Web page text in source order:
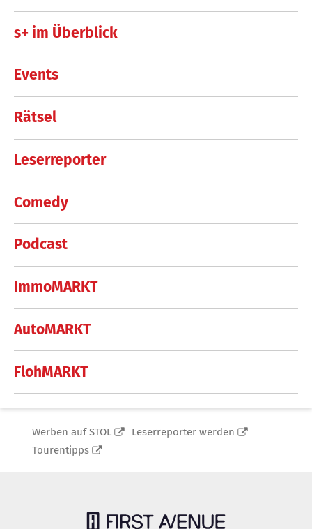
s+ im Überblick
Events
Rätsel
Leserreporter
Comedy
Podcast
ImmoMARKT
AutoMARKT
FlohMARKT
Werben auf STOL
Leserreporter werden
Tourentipps